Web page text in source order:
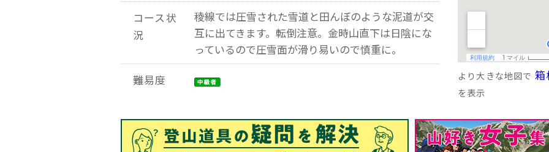
コース状
況
稜線では圧雪された雪道と田んぼのような泥道が交
互に出てきます。転倒注意。金時山直下は日陰にな
っているので圧雪面が滑り易いので慎重に。
難易度
より大きな地図で
を表示